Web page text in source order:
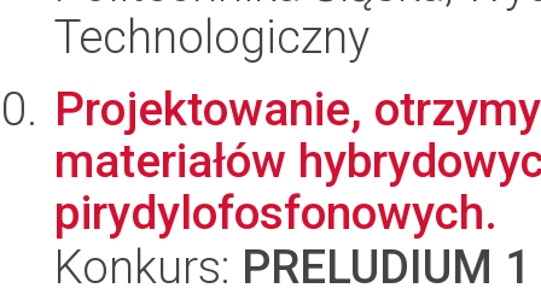
Technologiczny
Projektowanie,
materiałów
pirydylofosfonowych.
Konkurs: PRELUDIUM 1